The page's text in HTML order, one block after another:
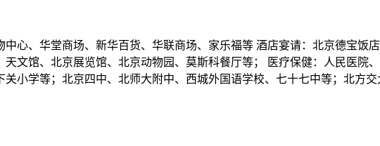
心、华堂商场、新华百货、华联商场、家乐福等 酒店宴请：北京德宝饭
文馆、北京展览馆、北京动物园、莫斯科餐厅等； 医疗保健：人民医院
小学等；北京四中、北师大附中、西城外国语学校、七十七中等；北方